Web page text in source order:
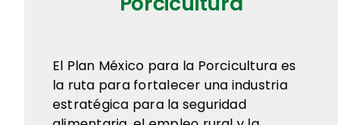
6º Congreso
Membresía
El Plan México para la Porcicultura es
la ruta para fortalecer una industria
estratégica para la seguridad